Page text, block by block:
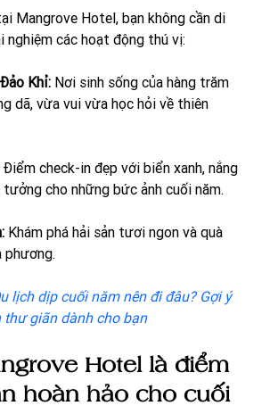
Mangrove Hotel, bạn không cần di
nghiệm các hoạt động thú vị:
Khỉ: Nơi sinh sống của hàng trăm
dã, vừa vui vừa học hỏi về thiên
check-in đẹp với biển xanh, nắng
cho những bức ảnh cuối năm.
Khám phá hải sản tươi ngon và quà
phương.
lịch dịp cuối năm nên đi đâu? Gợi ý
thư giãn dành cho bạn
Hotel là điểm
hoàn hảo cho cuối